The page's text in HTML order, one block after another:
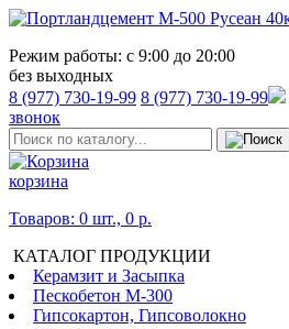
Режим работы: с 9:00 до 20:00
без выходных
8 (977) 730-19-99 8 (977) 730-19-99
звонок
корзина
Товаров: 0 шт., 0 р.
КАТАЛОГ ПРОДУКЦИИ
Керамзит и Засыпка
Пескобетон М-300
Гипсокартон, Гипсоволокно